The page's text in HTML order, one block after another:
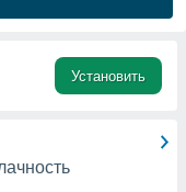
Установить